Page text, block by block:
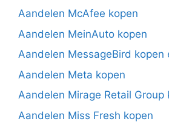
Aandelen McAfee kopen
Aandelen MeinAuto kopen
Aandelen MessageBird kopen
Aandelen Meta kopen
Aandelen Mirage Retail Group
Aandelen Miss Fresh kopen